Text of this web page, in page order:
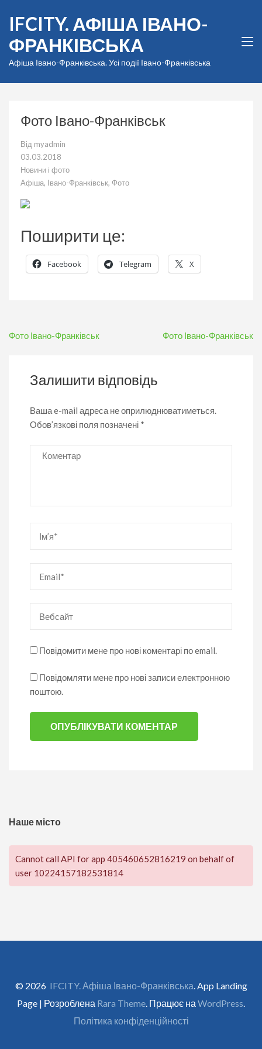
вмісту
(натисніть
Enter)
IFCITY. АФІША ІВАНО-
ФРАНКІВСЬКА
Афіша Івано-Франківська. Усі події Івано-Франківська
Фото Івано-Франківськ
Від myadmin
03.03.2018
Новини і фото
Афіша, Івано-Франківськ, Фото
Поширити це:
Facebook Telegram X
Навігація
Фото Івано-Франківськ Фото Івано-Франківськ
Залишити відповідь
Ваша e-mail адреса не оприлюднюватиметься.
Обов’язкові поля позначені *
Коментар
Повідомити мене про нові коментарі по email.
Повідомляти мене про нові записи електронною
поштою.
Наше місто
Cannot call API for app 405460652816219 on behalf of
user 10224157182531814
© 2026 IFCITY. Афіша Івано-Франківська . App Landing
Page | Розроблена Rara Theme . Працює на WordPress
Політика конфіденційності